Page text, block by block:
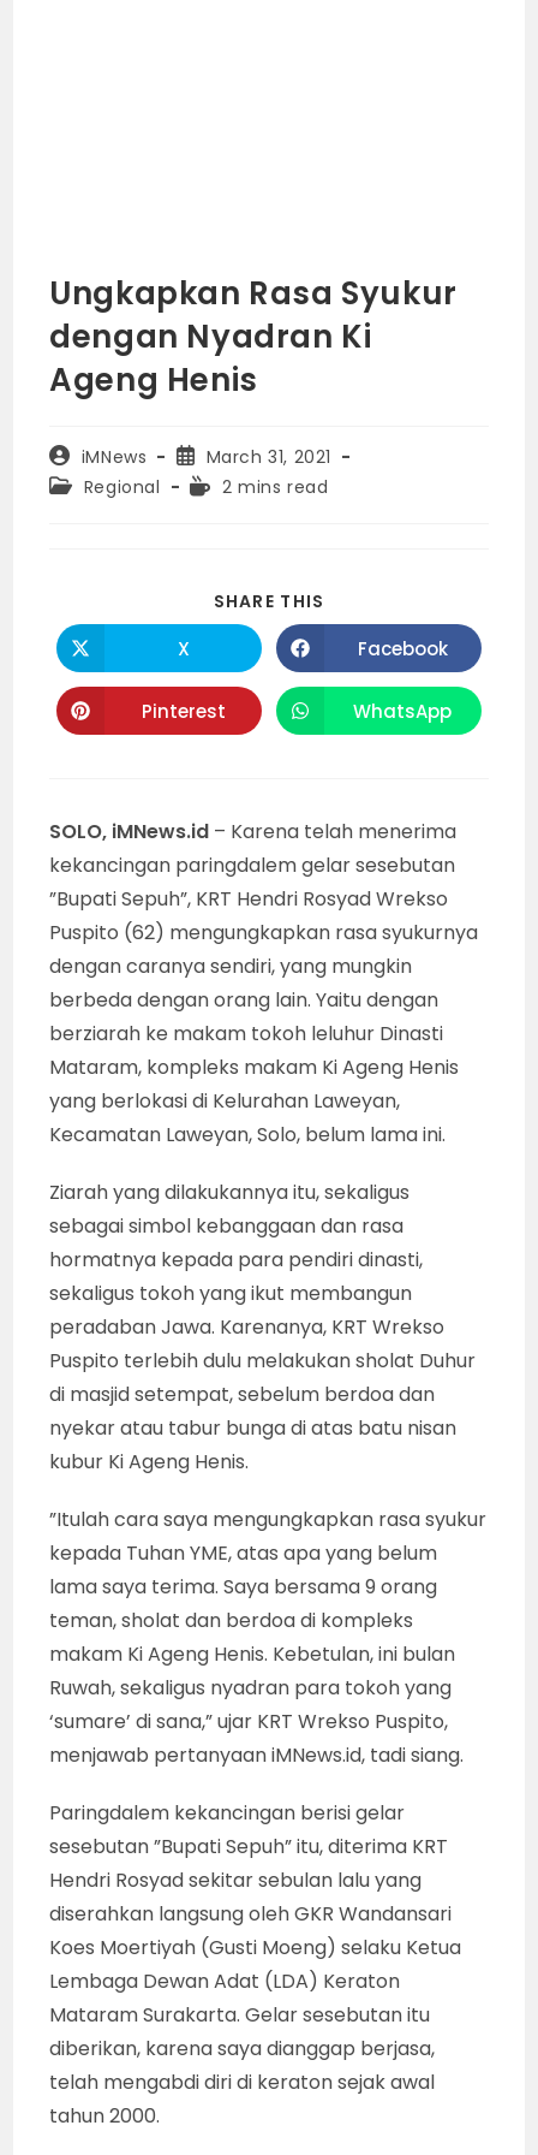
Ungkapkan Rasa Syukur
dengan Nyadran Ki
Ageng Henis
Post
author:
iMNews
Post
published:
March 31, 2021
PostRegional
Reading
2 mins read
SHARE THIS
Opens
in
a
new
window
X Opens
in
a
new
window
Facebook
Opens
in
Pinterest Opens
in
WhatsApp
SOLO, iMNews.id – Karena telah menerima
kekancingan paringdalem gelar sesebutan
”Bupati Sepuh”, KRT Hendri Rosyad Wrekso
Puspito (62) mengungkapkan rasa syukurnya
dengan caranya sendiri, yang mungkin
berbeda dengan orang lain. Yaitu dengan
berziarah ke makam tokoh leluhur Dinasti
Mataram, kompleks makam Ki Ageng Henis
yang berlokasi di Kelurahan Laweyan,
Kecamatan Laweyan, Solo, belum lama ini.
Ziarah yang dilakukannya itu, sekaligus
sebagai simbol kebanggaan dan rasa
hormatnya kepada para pendiri dinasti,
sekaligus tokoh yang ikut membangun
peradaban Jawa. Karenanya, KRT Wrekso
Puspito terlebih dulu melakukan sholat Duhur
di masjid setempat, sebelum berdoa dan
nyekar atau tabur bunga di atas batu nisan
kubur Ki Ageng Henis.
”Itulah cara saya mengungkapkan rasa syukur
kepada Tuhan YME, atas apa yang belum
lama saya terima. Saya bersama 9 orang
teman, sholat dan berdoa di kompleks
makam Ki Ageng Henis. Kebetulan, ini bulan
Ruwah, sekaligus nyadran para tokoh yang
‘sumare’ di sana,” ujar KRT Wrekso Puspito,
menjawab pertanyaan iMNews.id, tadi siang.
Paringdalem kekancingan berisi gelar
sesebutan ”Bupati Sepuh” itu, diterima KRT
Hendri Rosyad sekitar sebulan lalu yang
diserahkan langsung oleh GKR Wandansari
Koes Moertiyah (Gusti Moeng) selaku Ketua
Lembaga Dewan Adat (LDA) Keraton
Mataram Surakarta. Gelar sesebutan itu
diberikan, karena saya dianggap berjasa,
telah mengabdi diri di keraton sejak awal
tahun 2000.